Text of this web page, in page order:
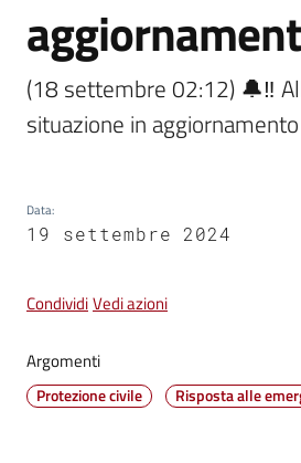
Novità
Menu selezionato
Servizi
Castel
Guelfo
Servizi
online
(18 settembre 02:12) 🔔‼️
situazione in
Data:
19 settembre 2024
CondividiVedi azioni
Argomenti
Protezione civile Risposta alle